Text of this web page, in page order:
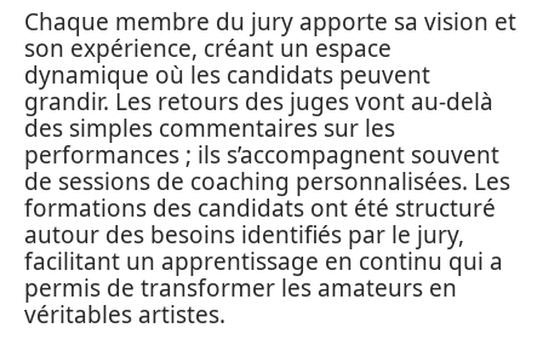
Chaque membre du jury apporte sa vision et
son expérience, créant un espace
dynamique où les candidats peuvent
grandir. Les retours des juges vont au-delà
des simples commentaires sur les
performances ; ils s’accompagnent souvent
de sessions de coaching personnalisées. Les
formations des candidats ont été structuré
autour des besoins identifiés par le jury,
facilitant un apprentissage en continu qui a
permis de transformer les amateurs en
véritables artistes.